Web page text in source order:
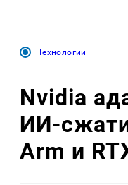
Технологии
Nvidia
ИИ-
Arm и